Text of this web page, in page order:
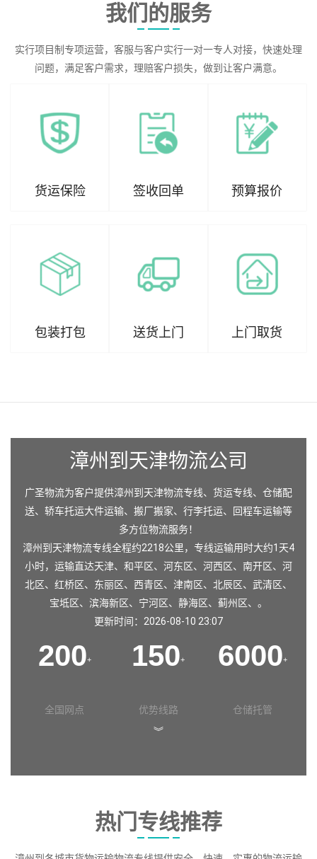
我们的服务
实行项目制专项运营，客服与客户实行一对一专人对接，快速处理
问题，满足客户需求，理赔客户损失，做到让客户满意。
货运保险 签收回单 预算报价
包装打包 送货上门 上门取货
漳州到天津物流公司
广圣物流为客户提供漳州到天津物流专线、货运专线、仓储配
送、轿车托运大件运输、搬厂搬家、行李托运、回程车运输等
多方位物流服务！
漳州到天津物流专线全程约2218公里，专线运输用时大约1天4
小时，运输直达天津、 和平区、 河东区、 河西区、 南开区、 河
北区、 红桥区、 东丽区、 西青区、 津南区、 北辰区、 武清区、
宝坻区、 滨海新区、 宁河区、 静海区、 蓟州区、。
更新时间：2026-08-10 23:07
200+
全国网点
150+
优势线路
6000+
仓储托管
︾
热门专线推荐